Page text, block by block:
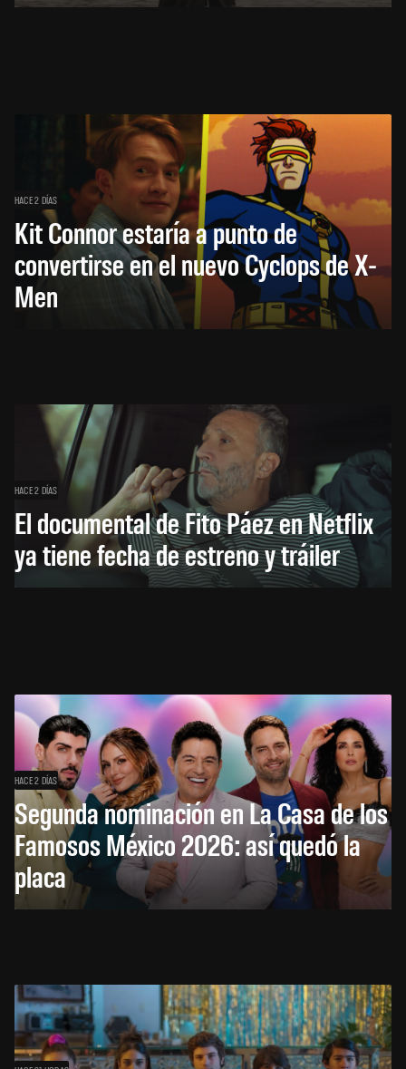
HACE 2 DÍAS
Kit Connor estaría a punto de
convertirse en el nuevo Cyclops de X-
Men
HACE 2 DÍAS
El documental de Fito Páez en Netflix
ya tiene fecha de estreno y tráiler
HACE 2 DÍAS
Segunda nominación en La Casa de los
Famosos México 2026: así quedó la
placa